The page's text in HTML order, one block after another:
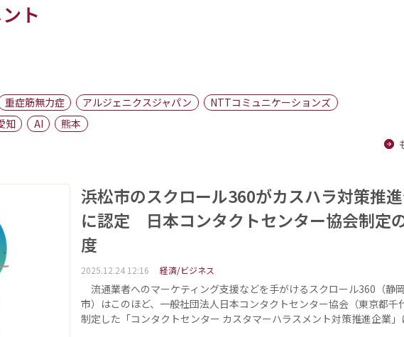
地域
棋王戦
ト
重症筋無力症 アルジェニクスジャパン
NTTコミュニケーションズ
知 AI
熊本
浜松市のスクロール360がカスハラ対策推
に認定 日本コンタクトセンター協会制定
度
2025.12.24 12:16 経済/ビジネス
流通業者へのマーケティング支援などを手がけるスクロール360（静
市）はこのほど、一般社団法人日本コンタクトセンター協会（東京都千
制定した「コンタクトセンター カスタマーハラスメント対策推進企業